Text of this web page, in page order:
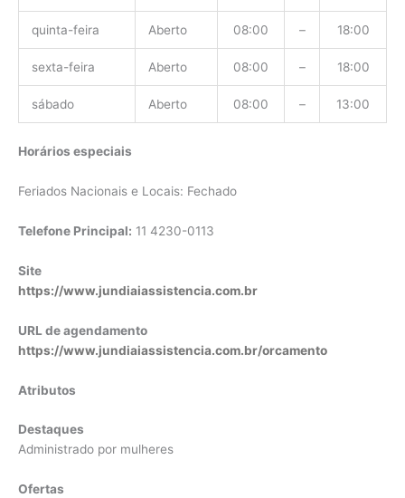
quinta-feira Aberto 08:00 – 18:00
sexta-feira Aberto 08:00 – 18:00
sábado Aberto 08:00 – 13:00
Horários especiais
Feriados Nacionais e Locais: Fechado
Telefone Principal: 11 4230-0113
Site
https://www.jundiaiassistencia.com.br
URL de agendamento
https://www.jundiaiassistencia.com.br/orcamento
Atributos
Destaques
Administrado por mulheres
Ofertas